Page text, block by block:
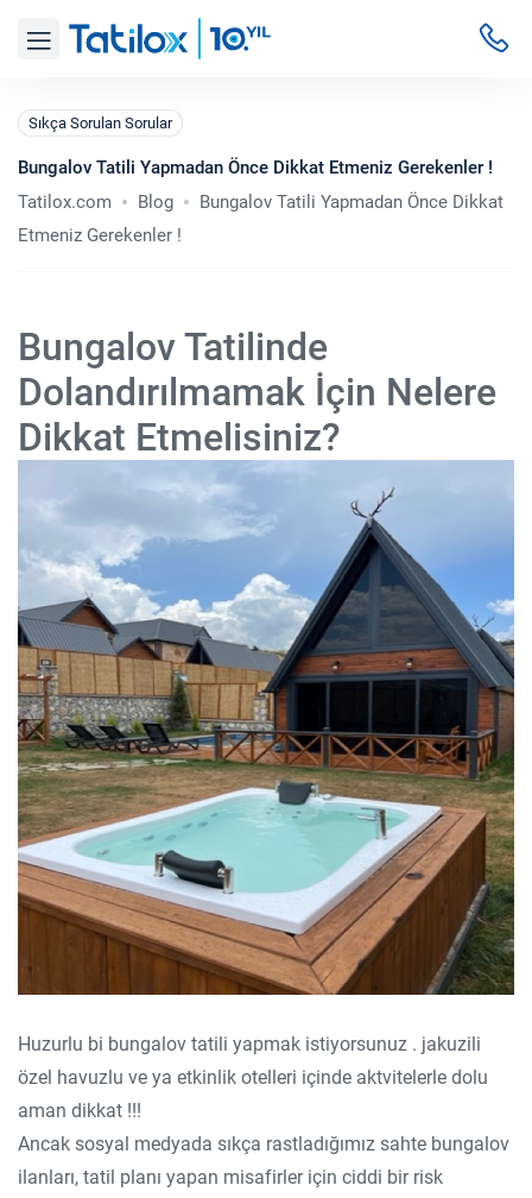
Sıkça Sorulan Sorular
Bungalov Tatili Yapmadan Önce Dikkat Etmeniz Gerekenler !
Tatilox.com
Blog
Bungalov Tatili Yapmadan Önce Dikkat
Etmeniz Gerekenler !
Bungalov Tatilinde
Dolandırılmamak İçin Nelere
Dikkat Etmelisiniz?
Huzurlu bi bungalov tatili yapmak istiyorsunuz . jakuzili
özel havuzlu ve ya etkinlik otelleri içinde aktvitelerle dolu
aman dikkat !!!
Ancak sosyal medyada sıkça rastladığımız sahte bungalov
ilanları, tatil planı yapan misafirler için ciddi bir risk